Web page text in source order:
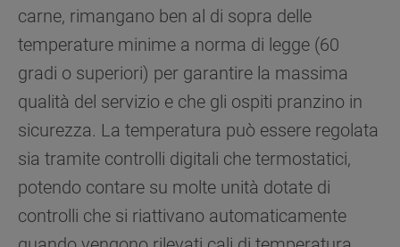
carne, rimangano ben al di sopra delle
temperature minime a norma di legge (60
gradi o superiori) per garantire la massima
qualità del servizio e che gli ospiti pranzino in
sicurezza. La temperatura può essere regolata
sia tramite controlli digitali che termostatici,
potendo contare su molte unità dotate di
controlli che si riattivano automaticamente
impostare in modo specifico le tue preferenze.